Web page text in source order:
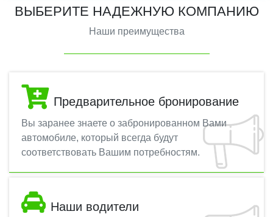
ВЫБЕРИТЕ НАДЕЖНУЮ КОМПАНИЮ
Наши преимущества
Предварительное бронирование
Вы заранее знаете о забронированном Вами
автомобиле, который всегда будут
соответствовать Вашим потребностям.
Наши водители